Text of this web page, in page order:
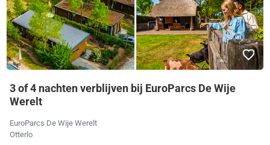
3 of 4 nachten verblijven bij EuroParcs De Wije
Werelt
EuroParcs De Wije Werelt
Otterlo